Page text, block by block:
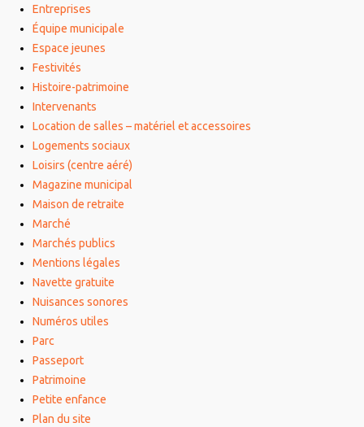
Entreprises
Équipe municipale
Espace jeunes
Festivités
Histoire-patrimoine
Intervenants
Location de salles – matériel et accessoires
Logements sociaux
Loisirs (centre aéré)
Magazine municipal
Maison de retraite
Marché
Marchés publics
Mentions légales
Navette gratuite
Nuisances sonores
Numéros utiles
Parc
Passeport
Patrimoine
Petite enfance
Plan du site